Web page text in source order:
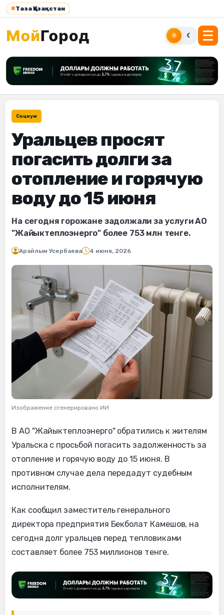
#Таза Қазақстан
☀ ☾
Социум
Уральцев просят
погасить долги за
отопление и горячую
воду до 15 июня
На сегодня горожане задолжали за услуги АО
"Жайыктеплоэнерго" более 753 млн тенге.
Арайлым Усербаева 4 июня, 2026
Изображение сгенерировано ИИ
В АО "Жайыктеплоэнерго" обратились к жителям
Уральска с просьбой погасить задолженность за
отопление и горячую воду до 15 июня. В
противном случае дела передадут судебным
исполнителям.
Как сообщил заместитель генерального
директора предприятия Бекболат Камешов, на
сегодня долг уральцев перед тепловиками
составляет более 753 миллионов тенге.